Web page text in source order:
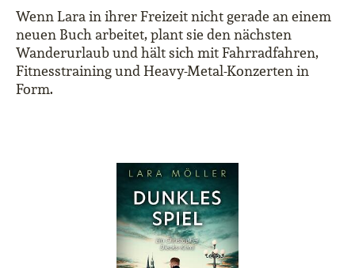
Wenn Lara in ihrer Freizeit nicht gerade an einem
neuen Buch arbeitet, plant sie den nächsten
Wanderurlaub und hält sich mit Fahrradfahren,
Fitnesstraining und Heavy-Metal-Konzerten in
Form.